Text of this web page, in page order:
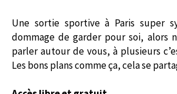
Une sortie sportive à Paris super
dommage de garder pour soi, alors
parler autour de vous, à plusieurs
Les bons plans comme ça, cela se